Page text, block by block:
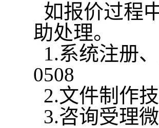
如报价过程
助处理。
1.系统注册
0508
2.文件制作
3.咨询受理